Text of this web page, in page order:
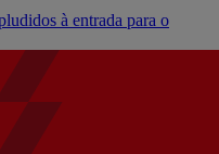
à entrada para o